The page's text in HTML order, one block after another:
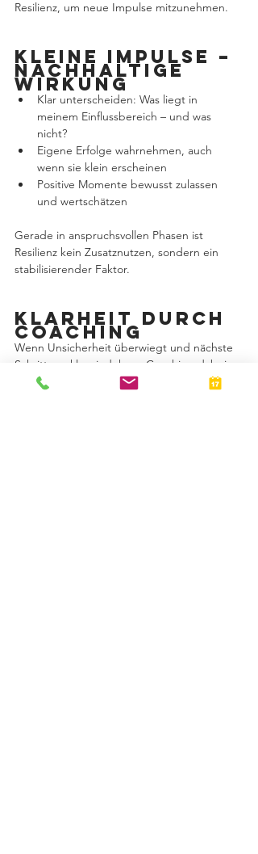
Resilienz, um neue Impulse mitzunehmen.
Kleine Impulse –
nachhaltige
Wirkung
Klar unterscheiden: Was liegt in
meinem Einflussbereich – und was
nicht?
Eigene Erfolge wahrnehmen, auch
wenn sie klein erscheinen
Positive Momente bewusst zulassen
und wertschätzen
Gerade in anspruchsvollen Phasen ist
Resilienz kein Zusatznutzen, sondern ein
stabilisierender Faktor.
Klarheit durch
Coaching
Wenn Unsicherheit überwiegt und nächste
Schritte unklar sind, kann Coaching dabei
unterstützen, den eigenen Standpunkt zu